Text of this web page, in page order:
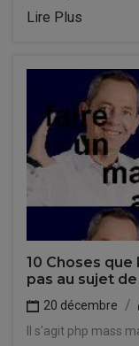
Lire Plus
10 Choses
pas au sujet
20 décembre
Il s'agit php mass